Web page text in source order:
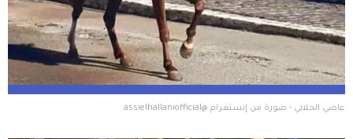
عاصي الحلاني - صورة من إنستغرام @assielhallaniofficial